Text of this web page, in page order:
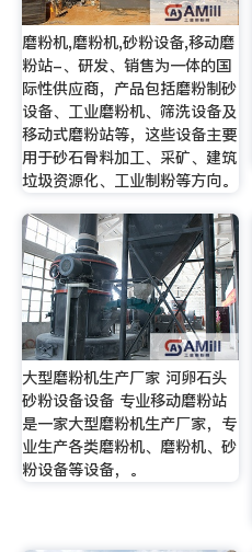
磨粉机,磨粉机,砂粉设备,移动磨
粉站-、研发、销售为一体的国
际性供应商，产品包括磨粉制砂
设备、工业磨粉机、筛洗设备及
移动式磨粉站等，这些设备主要
用于砂石骨料加工、采矿、建筑
垃圾资源化、工业制粉等方向。
大型磨粉机生产厂家 河卵石头
砂粉设备设备 专业移动磨粉站
是一家大型磨粉机生产厂家，专
业生产各类磨粉机、磨粉机、砂
粉设备等设备，。